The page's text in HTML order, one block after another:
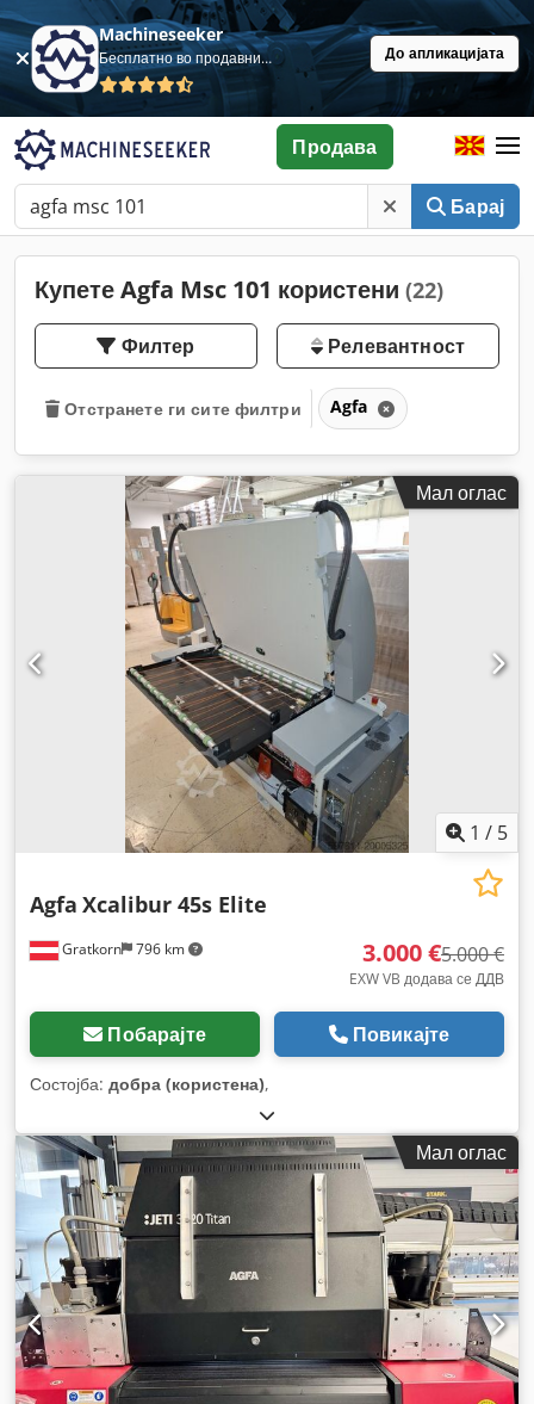
Machineseeker
Бесплатно во продавница До апликацијата
Барај
Продава
Купете Agfa Msc 101 користени (22)
Филтер Релевантност
Отстранете ги сите филтри Agfa
Мал оглас
1 / 5
Gratkorn 796 km
Agfa Xcalibur 45s Elite
3.000 €5.000 €
EXW VB додава се ДДВ
Побарајте Повикајте
Состојба: добра (користена),
Мал оглас